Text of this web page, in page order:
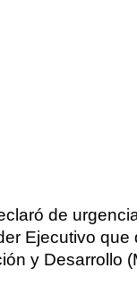
de
Ejecutivo que
y Desarrollo